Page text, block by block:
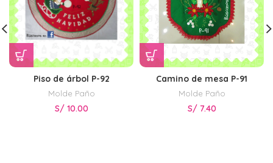
Piso de árbol P-92
Molde Paño
S/10.00
Camino de mesa P-91
Molde Paño
S/7.40